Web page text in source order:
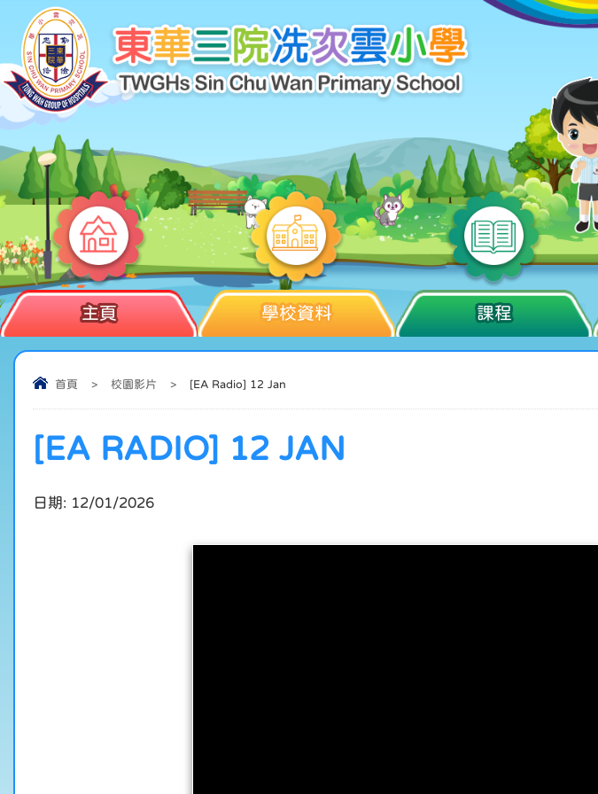
主頁 學校資料 課程
首頁 > 校園影片 > [EA Radio] 12 Jan
[EA RADIO] 12 JAN
日期: 12/01/2026